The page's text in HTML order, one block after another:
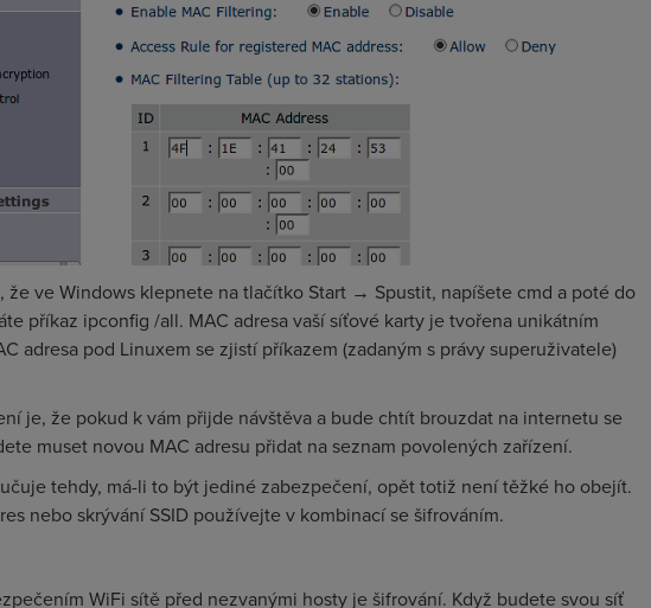
že ve Windows klepnete na tlačítko Start → Spustit, napíšete cmd a poté do
příkaz ipconfig /all. MAC adresa vaší síťové karty je tvořena unikátním
adresa pod Linuxem se zjistí příkazem (zadaným s právy superuživatele)
je, že pokud k vám přijde návštěva a bude chtít brouzdat na internetu se
muset novou MAC adresu přidat na seznam povolených zařízení.
tehdy, má-li to být jediné zabezpečení, opět totiž není těžké ho obejít.
nebo skrývání SSID používejte v kombinací se šifrováním.
WiFi sítě před nezvanými hosty je šifrování. Když budete svou síť